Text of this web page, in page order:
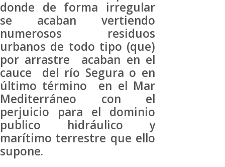
donde de forma irregular
se acaban vertiendo
numerosos residuos
urbanos de todo tipo (que)
por arrastre acaban en el
cauce del río Segura o en
último término en el Mar
Mediterráneo con el
perjuicio para el dominio
publico hidráulico y
marítimo terrestre que ello
supone.